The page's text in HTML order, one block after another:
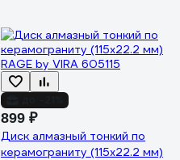
899 ₽
Диск алмазный тонкий по
керамограниту (115х22.2 мм)